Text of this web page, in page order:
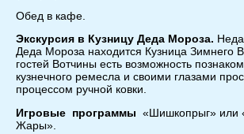
Обед в кафе.
Экскурсия в Кузницу Деда Мороза.
Деда Мороза находится Кузница Зимнего
гостей Вотчины есть возможность
кузнечного ремесла и своими глазами
процессом ручной ковки.
Игровые программы «Шишкопрыг» или
Жары».